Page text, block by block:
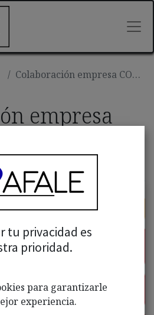
Colaboración empresa COBELLA
empresa
Admin Afale
tu privacidad es
prioridad.
para garantizarle
experiencia.